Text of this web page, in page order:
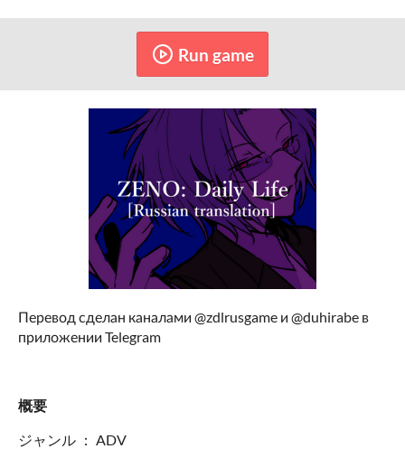
Run game
Перевод сделан каналами @zdlrusgame и @duhirabe в
приложении Telegram
概要
ジャンル ： ADV